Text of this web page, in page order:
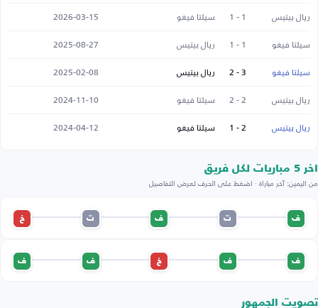
ريال بيتيس 1 - 1 سيلتا فيغو
2026-03-15
سيلتا فيغو
1 - 1 ريال بيتيس
2025-08-27
سيلتا فيغو
3 - 2 ريال بيتيس
2025-02-08
ريال بيتيس
2 - 2 سيلتا فيغو
2024-11-10
ريال بيتيس
2 - 1 سيلتا فيغو 2024-04-12
اخر 5 مباريات لكل فريق
من اليمين: آخر مباراة · اضغط على الحرف لعرض التفاصيل
ف ت ف ت خ
ف ف خ ف ف
تصويت الجمهور